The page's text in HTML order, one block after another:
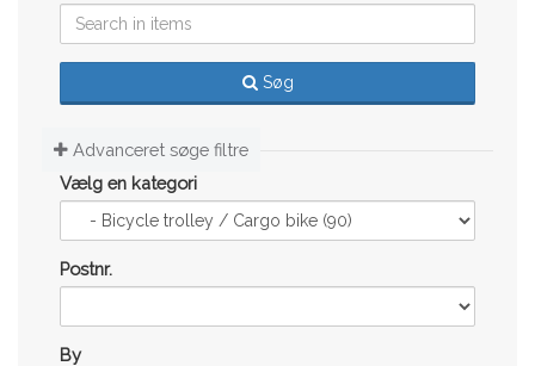
Søg
Advanceret søge filtre
Vælg en kategori
Postnr.
By